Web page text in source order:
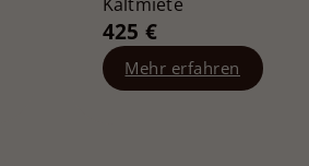
425 €
Mehr erfahren